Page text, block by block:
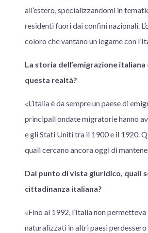
all’estero, specializzandomi in
residenti fuori dai confini nazionali.
coloro che vantano un legame con
La storia dell’emigrazione
questa realtà?
«L’Italia è da sempre un paese di
principali ondate migratorie hanno
e gli Stati Uniti tra il 1900 e il 1920.
quali cercano ancora oggi di
Dal punto di vista giuridico, quali
cittadinanza italiana?
«Fino al 1992, l’Italia non
naturalizzati in altri paesi